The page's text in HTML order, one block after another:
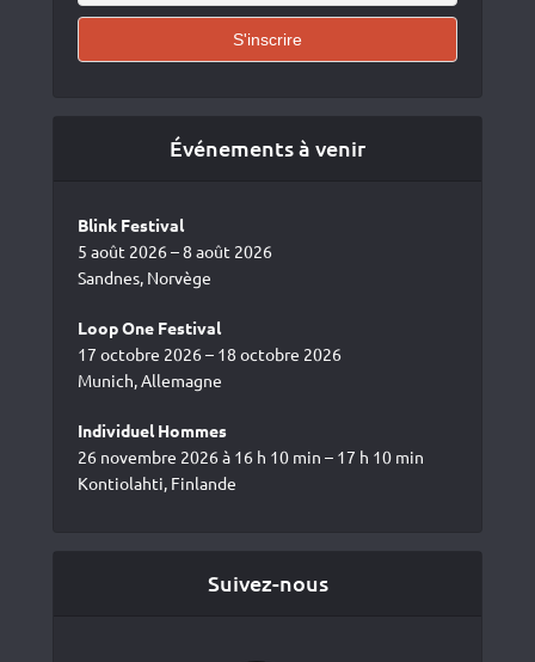
Événements à venir
Blink Festival
5 août 2026 – 8 août 2026
Sandnes, Norvège
Loop One Festival
17 octobre 2026 – 18 octobre 2026
Munich, Allemagne
Individuel Hommes
26 novembre 2026 à 16 h 10 min – 17 h 10 min
Kontiolahti, Finlande
Suivez-nous